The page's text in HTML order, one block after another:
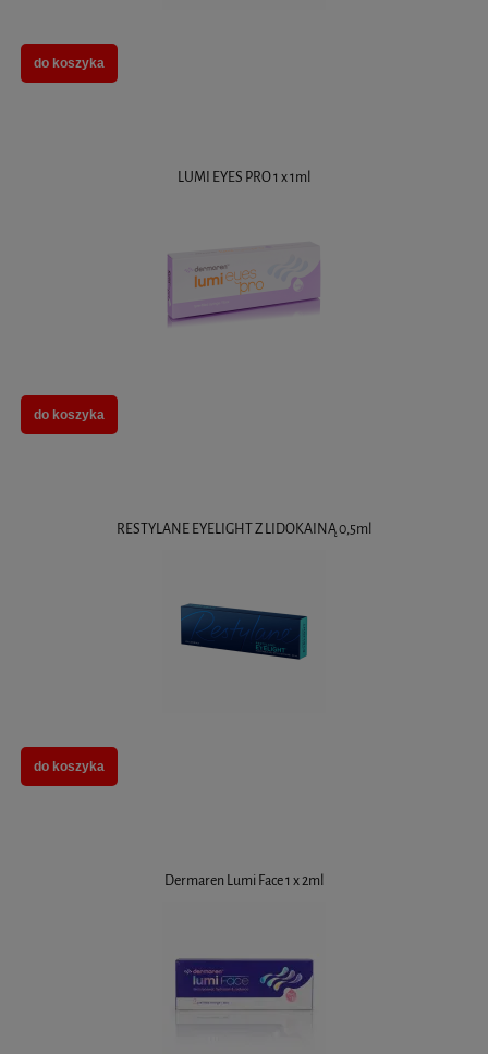
do koszyka
LUMI EYES PRO 1 x 1ml
do koszyka
RESTYLANE EYELIGHT Z LIDOKAINĄ 0,5ml
do koszyka
Dermaren Lumi Face 1 x 2ml